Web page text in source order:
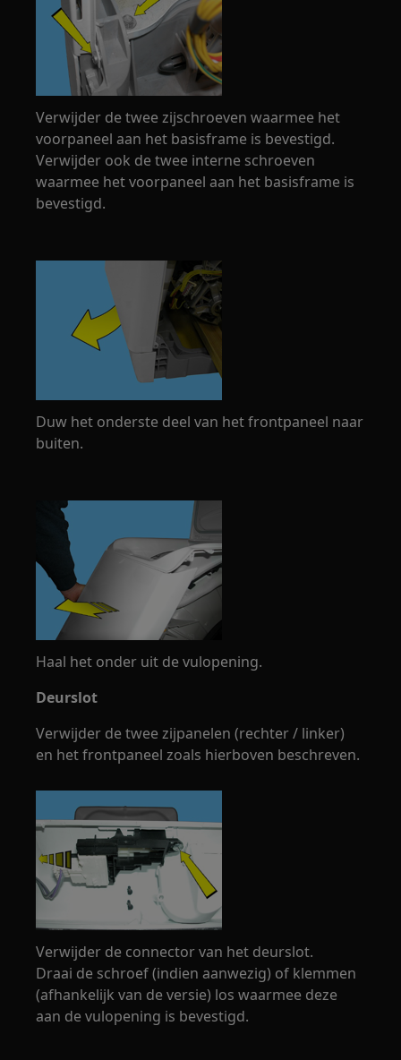
Verwijder de twee zijschroeven waarmee het
voorpaneel aan het basisframe is bevestigd.
Verwijder ook de twee interne schroeven
waarmee het voorpaneel aan het basisframe is
bevestigd.
Duw het onderste deel van het frontpaneel naar
buiten.
Haal het onder uit de vulopening.
Deurslot
Verwijder de twee zijpanelen (rechter / linker)
en het frontpaneel zoals hierboven beschreven.
Verwijder de connector van het deurslot.
Draai de schroef (indien aanwezig) of klemmen
(afhankelijk van de versie) los waarmee deze
aan de vulopening is bevestigd.